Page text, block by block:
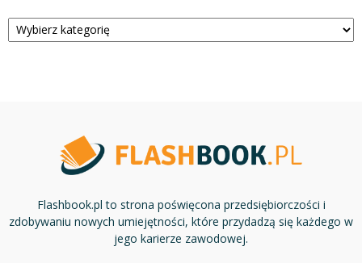
Kategorie
Flashbook.pl to strona poświęcona przedsiębiorczości i
zdobywaniu nowych umiejętności, które przydadzą się każdego w
jego karierze zawodowej.